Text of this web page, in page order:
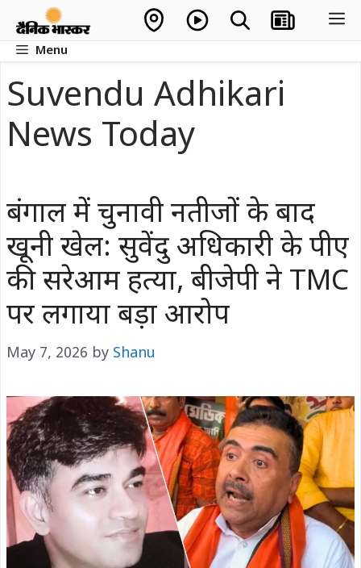
contentMenu
Suvendu Adhikari
News Today
बंगाल में चुनावी नतीजों के बाद
खूनी खेल: सुवेंदु अधिकारी के पीए
की सरेआम हत्या, बीजेपी ने TMC
पर लगाया बड़ा आरोप
May 7, 2026 by Shanu